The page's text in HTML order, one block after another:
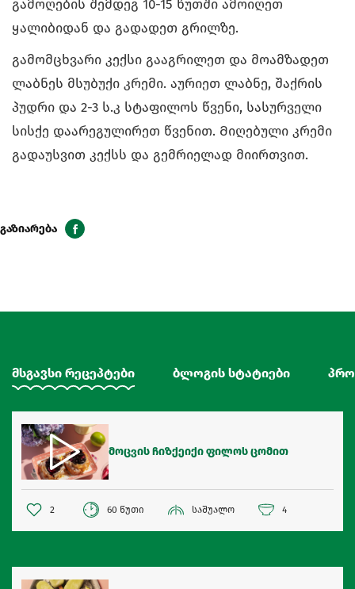
გამოღების შემდეგ 10-15 წუთში ამოიღეთ
ყალიბიდან და გადადეთ გრილზე.
გამომცხვარი კექსი გააგრილეთ და მოამზადეთ
ლაბნეს მსუბუქი კრემი. აურიეთ ლაბნე, შაქრის
პუდრი და 2-3 ს.კ სტაფილოს წვენი, სასურველი
სისქე დაარეგულირეთ წვენით. Მიღებული კრემი
გადაუსვით კექსს და გემრიელად მიირთვით.
გაზიარება
მსგავსი რეცეპტები ბლოგის სტატიები
მოცვის ჩიზქეიქი ფილოს ცომით
2 60 წუთი საშუალო 4